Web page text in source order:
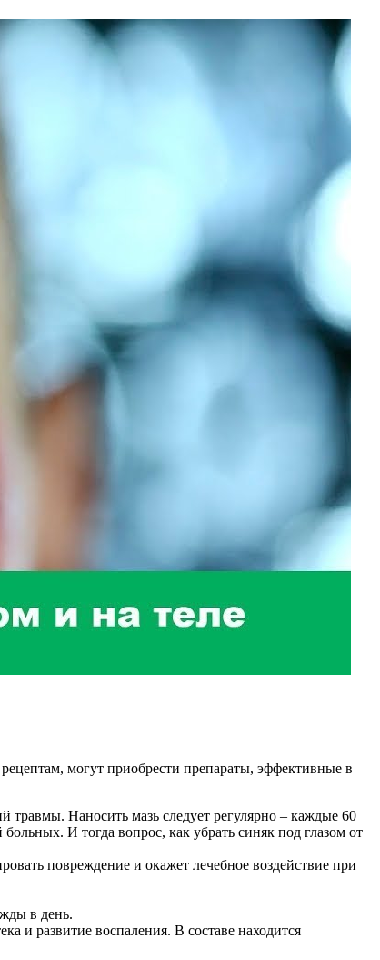
могут приобрести препараты, эффективные в
Наносить мазь следует регулярно – каждые 60
И тогда вопрос, как убрать синяк под глазом от
повреждение и окажет лечебное воздействие при
в день.
и развитие воспаления. В составе находится